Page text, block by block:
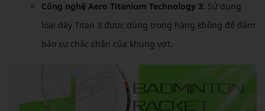
Công nghệ Aero Titanium Technology 3: Sử dụng
loại dây Titan 3 được dùng trong hàng không để đảm
bảo sự chắc chắn của khung vợt.